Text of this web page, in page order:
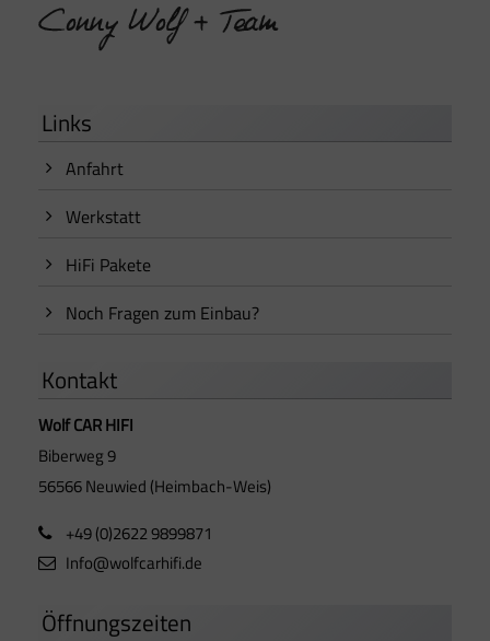
Links
Anfahrt
Werkstatt
HiFi Pakete
Noch Fragen zum Einbau?
Kontakt
Wolf CAR HIFI
Biberweg 9
56566 Neuwied (Heimbach-Weis)
+49 (0)2622 9899871
Info@wolfcarhifi.de
Öffnungszeiten